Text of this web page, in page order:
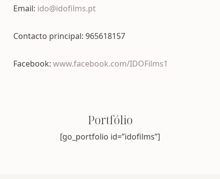
Email: ido@idofilms.pt
Contacto principal: 965618157
Facebook:www.facebook.com/IDOFilms1
Portfólio
[go_portfolio id=”idofilms”]